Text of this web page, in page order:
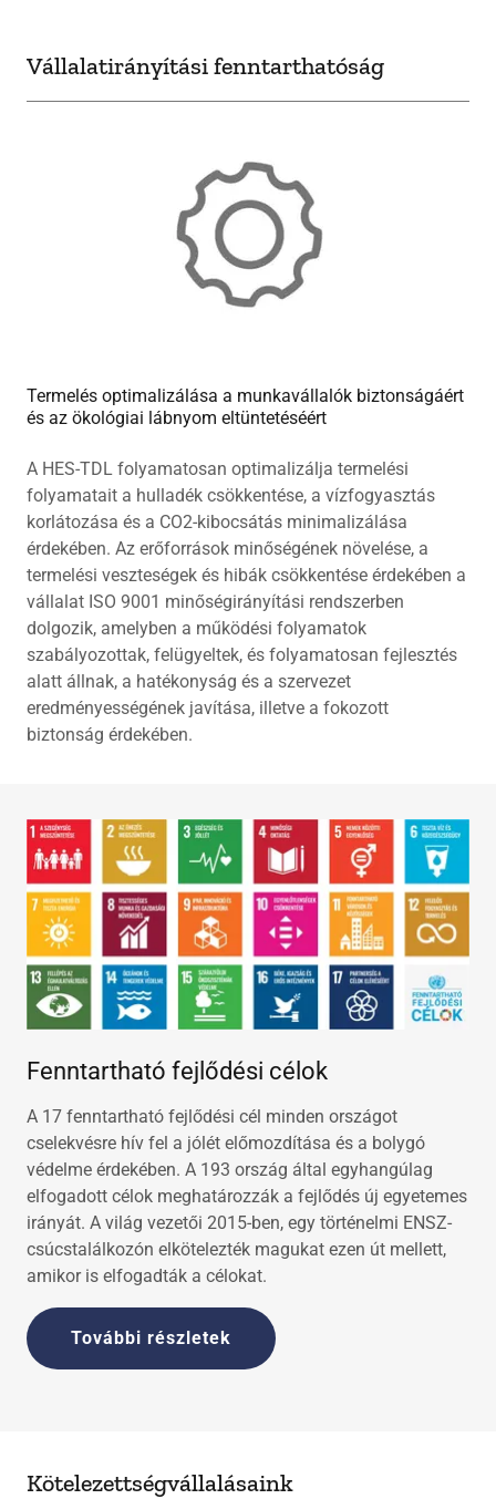
Vállalatirányítási fenntarthatóság
Termelés optimalizálása a munkavállalók biztonságáért
és az ökológiai lábnyom eltüntetéséért
A HES-TDL folyamatosan optimalizálja termelési
folyamatait a hulladék csökkentése, a vízfogyasztás
korlátozása és a CO2-kibocsátás minimalizálása
érdekében. Az erőforrások minőségének növelése, a
termelési veszteségek és hibák csökkentése érdekében a
vállalat ISO 9001 minőségirányítási rendszerben
dolgozik, amelyben a működési folyamatok
szabályozottak, felügyeltek, és folyamatosan fejlesztés
alatt állnak, a hatékonyság és a szervezet
eredményességének javítása, illetve a fokozott
biztonság érdekében.
Fenntartható fejlődési célok
A 17 fenntartható fejlődési cél minden országot
cselekvésre hív fel a jólét előmozdítása és a bolygó
védelme érdekében. A 193 ország által egyhangúlag
elfogadott célok meghatározzák a fejlődés új egyetemes
irányát. A világ vezetői 2015-ben, egy történelmi ENSZ-
csúcstalálkozón elkötelezték magukat ezen út mellett,
amikor is elfogadták a célokat.
További részletek
Kötelezettségvállalásaink